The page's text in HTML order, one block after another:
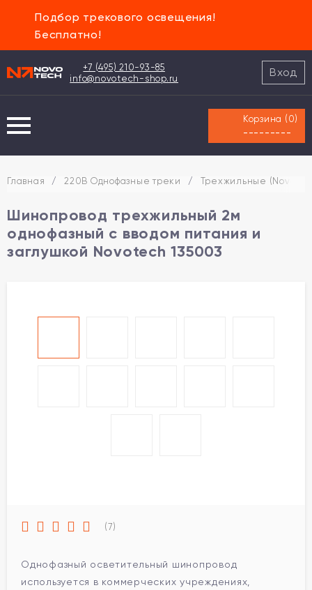
Подбор трекового освещения!
Бесплатно!
+7 (495) 210-93-85
info@novotech-shop.ru
Вход
Корзина ( 0)
---------
Главная / 220В Однофазные треки / Трехжильные
Шинопровод трехжильный 2м
однофазный с вводом питания и
заглушкой Novotech 135003
(7)
Однофазный осветительный шинопровод
используется в коммерческих учреждениях,